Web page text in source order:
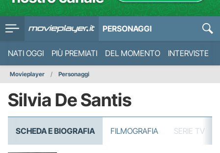
PERSONAGGI
NATI OGGI PIÙ PREMIATI DEL MOMENTO INTERVISTE
Movieplayer Personaggi
Silvia De Santis
SCHEDA E BIOGRAFIA FILMOGRAFIA SERIE TV